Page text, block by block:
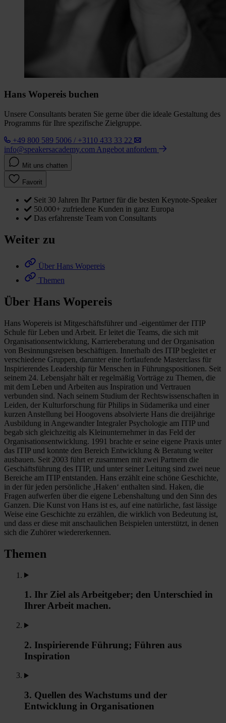
Hans Wopereis buchen
Unsere Consultants beraten Sie gerne über die ideale Gestaltung des
Programms für Ihre spezifische Zielgruppe.
+49 800 589 5006 / +3110 433 33 22
info@speakersacademy.com Angebot anfordern
Mit uns chatten
Favorit
Seit 30 Jahren Ihr Partner für die besten Keynote-Speaker
50.000+ zufriedene Kunden in ganz Europa
Das erfahrenste Team von Consultants
Weiter zu
Über Hans Wopereis
Themen
Über Hans Wopereis
Hans Wopereis ist Mitgeschäftsführer und -eigentümer der ITIP
Schule für Leben und Arbeit. Er leitet die Teams, die sich mit
Organisationsentwicklung, Karriereberatung und der Organisation
von Besinnungsreisen beschäftigen. Innerhalb des ITIP begleitet er
verschiedene Gruppen, darunter eine fortlaufende Masterclass für
Inspirierendes Leadership für Menschen in Führungspositionen. Seit
seinem 24. Lebensjahr hält er regelmäßig Vorträge zu Themen, die
mit dem Leben und Arbeiten aus Inspiration und Vertrauen
verbunden sind. Nach seinem Studium der Rechtswissenschaften in
Leiden, der Kulturforschung für Philips in Südamerika und einer
kurzen Anstellung bei Hoogovens absolvierte Hans die dreijährige
Ausbildung in Angewandter Integraler Psychologie am ITIP und
begab sich gleichzeitig als Kleinunternehmer in das Feld der
Organisationsentwicklung. 1991 brachte er seine eigene Praxis unter
das ITIP und konnte den Bereich Entwicklung & Beratung weiter
ausbauen. Seit 2003 führt er zusammen mit zwei Partnern die
Geschäftsführung des ITIP, und unter seiner Leitung sind zwei neue
Bereiche am ITIP entstanden. Hans erzählt eine schöne Geschichte,
in der für jeden persönliche ‚Haken‘ enthalten sind. Haken, die
Fragen aufwerfen über die eigene Lebenshaltung und den Sinn des
Ganzen. Die Kunst von Hans ist es, auf eine natürliche, fast lässige
Weise eine Geschichte zu erzählen, die wirklich von Bedeutung ist,
und dass er diese mit anschaulichen Beispielen unterstützt, in denen
sich die Zuhörer wiedererkennen.
Themen
1. Ihr Ziel als Arbeitgeber; den Unterschied in
Ihrer Arbeit machen.
2. Inspirierende Führung; Führen aus
Inspiration
3. Quellen des Wachstums und der
Entwicklung in Organisationen